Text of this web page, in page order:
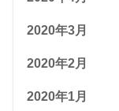
2020年3月
2020年2月
2020年1月